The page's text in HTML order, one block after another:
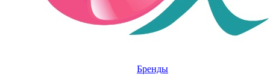
Бренды